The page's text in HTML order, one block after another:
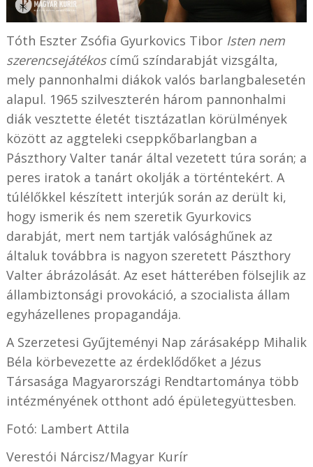
Tóth Eszter Zsófia Gyurkovics Tibor Isten nem
szerencsejátékoscímű színdarabját vizsgálta,
mely pannonhalmi diákok valós barlangbalesetén
alapul. 1965 szilveszterén három pannonhalmi
diák vesztette életét tisztázatlan körülmények
között az aggteleki cseppkőbarlangban a
Pászthory Valter tanár által vezetett túra során; a
peres iratok a tanárt okolják a történtekért. A
túlélőkkel készített interjúk során az derült ki,
hogy ismerik és nem szeretik Gyurkovics
darabját, mert nem tartják valósághűnek az
általuk továbbra is nagyon szeretett Pászthory
Valter ábrázolását. Az eset hátterében fölsejlik az
állambiztonsági provokáció, a szocialista állam
egyházellenes propagandája.
A Szerzetesi Gyűjteményi Nap zárásaképp Mihalik
Béla körbevezette az érdeklődőket a Jézus
Társasága Magyarországi Rendtartománya több
intézményének otthont adó épületegyüttesben.
Fotó: Lambert Attila
Verestói Nárcisz/Magyar Kurír